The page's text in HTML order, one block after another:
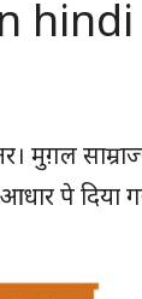
hindi
साम्राज्य
पे दिया